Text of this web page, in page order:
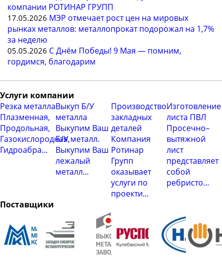
компании РОТИНАР ГРУПП
17.05.2026 МЭР отмечает рост цен на мировых
рынках металлов: металлопрокат подорожал на 1,7%
за неделю
05.05.2026 С Днём Победы! 9 Мая — помним,
гордимся, благодарим
Услуги компании
Резка металла
Плазменная,
Продольная,
Газокислородная,
Гидроабра...
Выкуп Б/У
металла
Выкупим Ваш
Б/У металл.
Выкупим Ваш
лежалый
металл...
Производство
закладных
деталей
Компания
Ротинар
Групп
оказывает
услуги по
проекти...
Изготовление
листа ПВЛ
Просечно–
вытяжной
лист
представляет
собой
ребристо...
Поставщики